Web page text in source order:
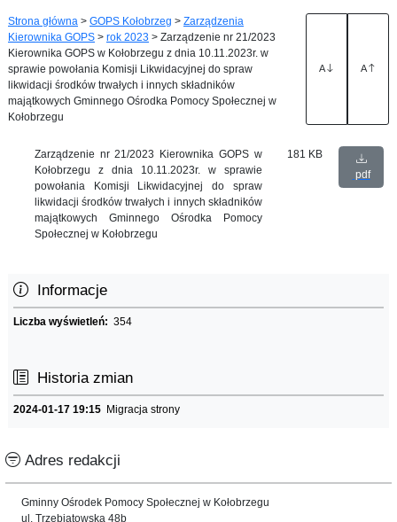
Strona główna > GOPS Kołobrzeg > Zarządzenia
Kierownika GOPS > rok 2023 > Zarządzenie nr 21/2023
Kierownika GOPS w Kołobrzegu z dnia 10.11.2023r. w
sprawie powołania Komisji Likwidacyjnej do spraw
likwidacji środków trwałych i innych składników
majątkowych Gminnego Ośrodka Pomocy Społecznej w
Kołobrzegu
A A
Zarządzenie nr 21/2023 Kierownika GOPS w
Kołobrzegu z dnia 10.11.2023r. w sprawie
powołania Komisji Likwidacyjnej do spraw
likwidacji środków trwałych i innych składników
majątkowych Gminnego Ośrodka Pomocy
Społecznej w Kołobrzegu
181 KB
pdf
Informacje
Liczba wyświetleń: 354
Historia zmian
2024-01-17 19:15 Migracja strony
Adres redakcji
Gminny Ośrodek Pomocy Społecznej w Kołobrzegu
ul. Trzebiatowska 48b